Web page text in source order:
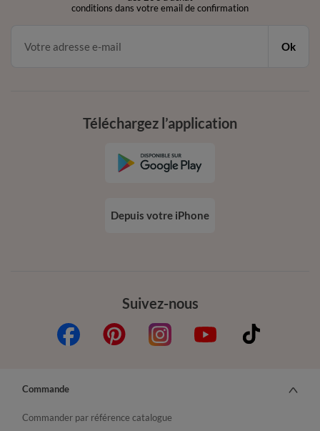
conditions dans votre email de confirmation
Ok
Suivez-nous
Téléchargez l’application
Depuis votre iPhone
Commande
Commander par référence catalogue